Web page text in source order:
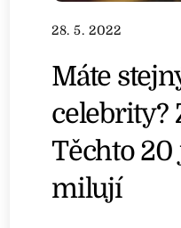
28. 5. 2022
Máte
celebrity?
Těchto
milují